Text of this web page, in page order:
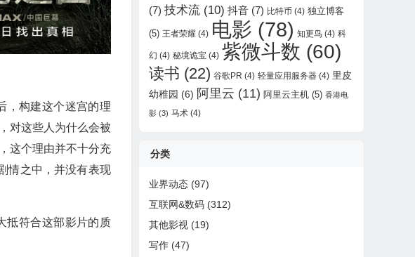
，构建这个迷宫的理
对这些人为什么会被
这个理由并不十分充
情之中，并没有表现
抵符合这部影片的质
(7) 技术流 (10) 抖音 (7) 比特币 (4) 独立博客
(5) 王者荣耀 (4) 电影 (78) 知更鸟 (4) 科
幻 (4) 秘境诡宝 (4) 紫微斗数 (60)
读书 (22) 谷歌PR (4) 轻量应用服务器 (4) 里皮
幼稚园 (6) 阿里云 (11) 阿里云主机 (5) 香港电
影 (3) 马术 (4)
分类
业界动态 (97)
互联网&数码 (312)
其他影视 (19)
写作 (47)